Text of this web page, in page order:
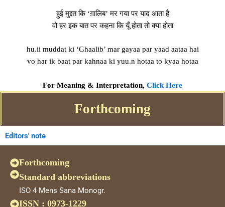
हुई मुद्दत कि ‘ग़ालिब’ मर गया पर याद आता है
वो हर इक बात पर कहना कि यूँ होता तो क्या होता
hu.ii muddat ki ‘Ghaalib’ mar gayaa par yaad aataa hai
vo har ik baat par kahnaa ki yuu.n hotaa to kyaa hotaa
For Meaning & Interpretation, Click Here
Forthcoming
Editors' note
Forthcoming
Standard abbreviations
ISO 4 Mens Sana Monogr.
ISSN : 0973-1229